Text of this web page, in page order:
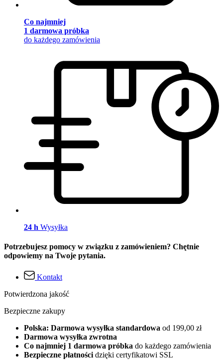
Co najmniej
1 darmowa próbka
do każdego zamówienia
24 h Wysyłka
Potrzebujesz pomocy w związku z zamówieniem? Chętnie
odpowiemy na Twoje pytania.
Kontakt
Potwierdzona jakość
Bezpieczne zakupy
Polska: Darmowa wysyłka standardowa od 199,00 zł
Darmowa wysyłka zwrotna
Co najmniej 1 darmowa próbka do każdego zamówienia
Bezpieczne płatności dzięki certyfikatowi SSL